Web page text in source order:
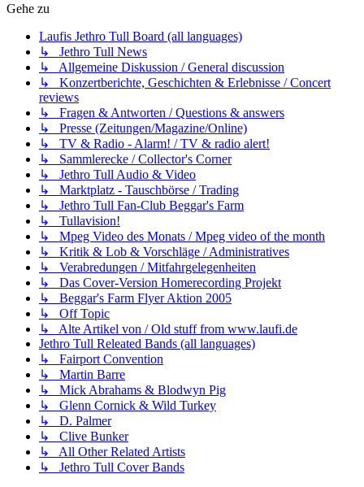
Gehe zu
Laufis Jethro Tull Board (all languages)
↳ Jethro Tull News
↳ Allgemeine Diskussion / General discussion
↳ Konzertberichte, Geschichten & Erlebnisse / Concert
reviews
↳ Fragen & Antworten / Questions & answers
↳ Presse (Zeitungen/Magazine/Online)
↳ TV & Radio - Alarm! / TV & radio alert!
↳ Sammlerecke / Collector's Corner
↳ Jethro Tull Audio & Video
↳ Marktplatz - Tauschbörse / Trading
↳ Jethro Tull Fan-Club Beggar's Farm
↳ Tullavision!
↳ Mpeg Video des Monats / Mpeg video of the month
↳ Kritik & Lob & Vorschläge / Administratives
↳ Verabredungen / Mitfahrgelegenheiten
↳ Das Cover-Version Homerecording Projekt
↳ Beggar's Farm Flyer Aktion 2005
↳ Off Topic
↳ Alte Artikel von / Old stuff from www.laufi.de
Jethro Tull Releated Bands (all languages)
↳ Fairport Convention
↳ Martin Barre
↳ Mick Abrahams & Blodwyn Pig
↳ Glenn Cornick & Wild Turkey
↳ D. Palmer
↳ Clive Bunker
↳ All Other Related Artists
↳ Jethro Tull Cover Bands